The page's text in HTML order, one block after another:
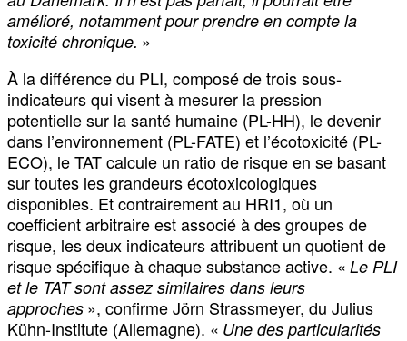
amélioré, notamment pour prendre en compte la
toxicité chronique. »
À la différence du PLI, composé de trois sous-
indicateurs qui visent à mesurer la pression
potentielle sur la santé humaine (PL-HH), le devenir
dans l’environnement (PL-FATE) et l’écotoxicité (PL-
ECO), le TAT calcule un ratio de risque en se basant
sur toutes les grandeurs écotoxicologiques
disponibles. Et contrairement au HRI1, où un
coefficient arbitraire est associé à des groupes de
risque, les deux indicateurs attribuent un quotient de
risque spécifique à chaque substance active. « Le PLI
et le TAT sont assez similaires dans leurs
approches », confirme Jörn Strassmeyer, du Julius
Kühn-Institute (Allemagne). « Une des particularités